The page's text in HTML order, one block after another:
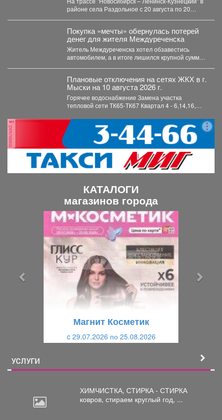
районе села Раздольное с 20 августа по 20
Покупка «мечты» обернулась потерей
денег для жителя Междуреченска
Житель Междуреченска хотел обзавестись
автомобилем, а в итоге лишился крупной суммы
Плановые отключения на сетях ЖКХ в г.
Мыски на 10 августа 2026 г.
Горячее водоснабжение Замена участка
тепловой сети ТК65-ТК67 Квартал 4 - 6,14,16,
реклама
КАТАЛОГИ
магазинов города
Магнит Косметик
c 29.07.2026 по 25.08.2026
УСЛУГИ
ХИМЧИСТКА, СТИРКА - СТИРКА
ковров, стираем круглый год, ...